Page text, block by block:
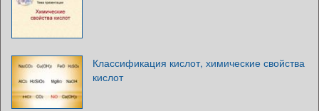
Классификация кислот, химические свойства
кислот